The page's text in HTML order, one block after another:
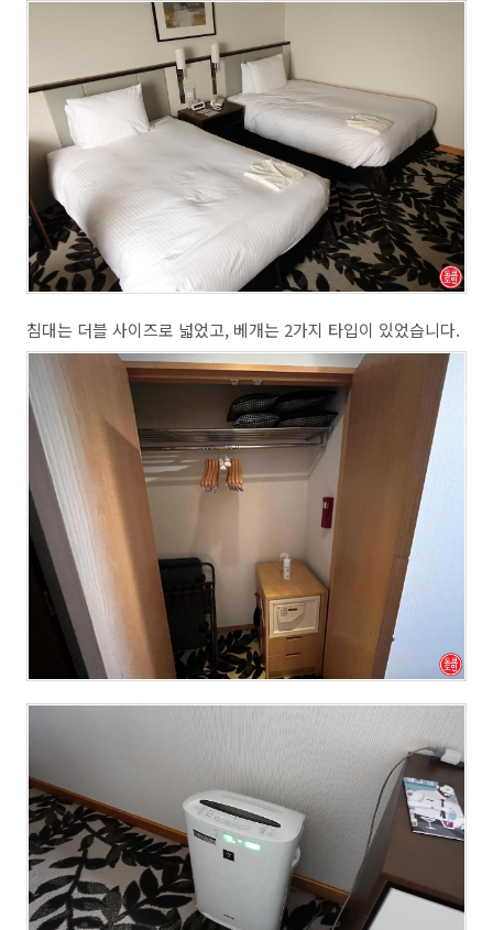
침대는 더블 사이즈로 넓었고, 베개는 2가지 타입이 있었습니다.